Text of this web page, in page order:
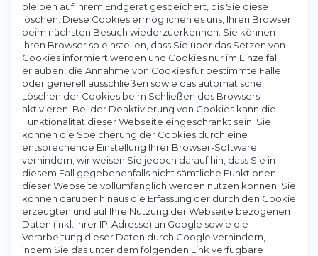
bleiben auf Ihrem Endgerät gespeichert, bis Sie diese
löschen. Diese Cookies ermöglichen es uns, Ihren Browser
beim nächsten Besuch wiederzuerkennen. Sie können
Ihren Browser so einstellen, dass Sie über das Setzen von
Cookies informiert werden und Cookies nur im Einzelfall
erlauben, die Annahme von Cookies für bestimmte Fälle
oder generell ausschließen sowie das automatische
Löschen der Cookies beim Schließen des Browsers
aktivieren. Bei der Deaktivierung von Cookies kann die
Funktionalität dieser Webseite eingeschränkt sein. Sie
können die Speicherung der Cookies durch eine
entsprechende Einstellung Ihrer Browser-Software
verhindern; wir weisen Sie jedoch darauf hin, dass Sie in
diesem Fall gegebenenfalls nicht sämtliche Funktionen
dieser Webseite vollumfänglich werden nutzen können. Sie
können darüber hinaus die Erfassung der durch den Cookie
erzeugten und auf Ihre Nutzung der Webseite bezogenen
Daten (inkl. Ihrer IP-Adresse) an Google sowie die
Verarbeitung dieser Daten durch Google verhindern,
indem Sie das unter dem folgenden Link verfügbare